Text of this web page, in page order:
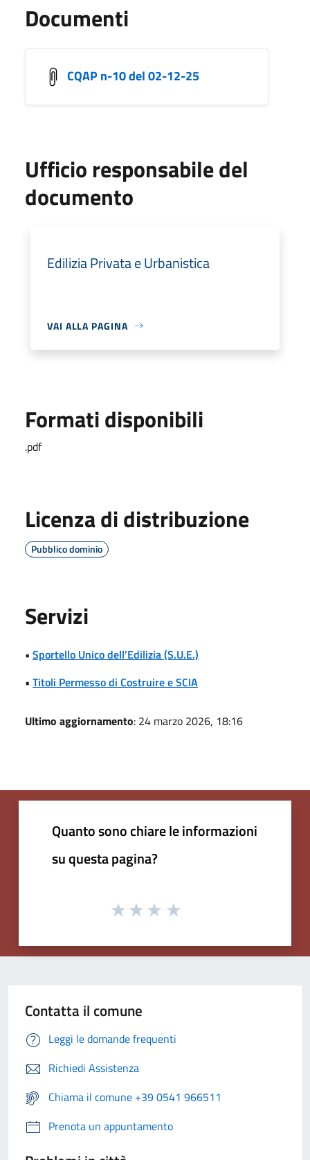
Documenti
CQAP n-10 del 02-12-25
Ufficio responsabile del
documento
Edilizia Privata e Urbanistica
VAI ALLA PAGINA
Formati disponibili
.pdf
Licenza di distribuzione
Pubblico dominio
Servizi
• Sportello Unico dell’Edilizia (S.U.E.)
• Titoli Permesso di Costruire e SCIA
Ultimo aggiornamento: 24 marzo 2026, 18:16
Quanto sono chiare le informazioni
su questa pagina?
Contatta il comune
Leggi le domande frequenti
Richiedi Assistenza
Chiama il comune +39 0541 966511
Prenota un appuntamento